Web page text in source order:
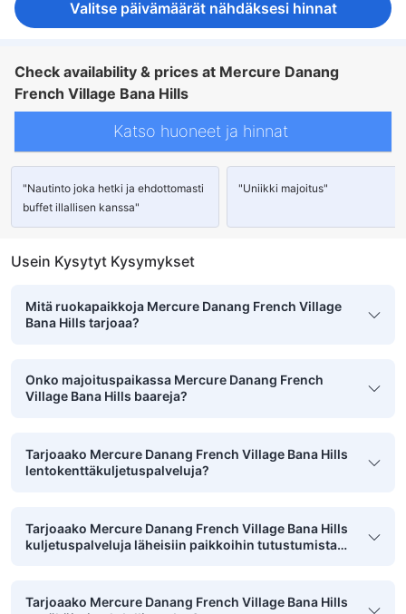
Valitse päivämäärät nähdäksesi hinnat
Check availability & prices at Mercure Danang
French Village Bana Hills
Katso huoneet ja hinnat
"Nautinto joka hetki ja ehdottomasti
buffet illallisen kanssa"
"Uniikki majoitus"
Usein Kysytyt Kysymykset
Mitä ruokapaikkoja Mercure Danang French Village
Bana Hills tarjoaa?
Onko majoituspaikassa Mercure Danang French
Village Bana Hills baareja?
Tarjoaako Mercure Danang French Village Bana Hills
lentokenttäkuljetuspalveluja?
Tarjoaako Mercure Danang French Village Bana Hills
kuljetuspalveluja läheisiin paikkoihin tutustumista
Tarjoaako Mercure Danang French Village Bana Hills